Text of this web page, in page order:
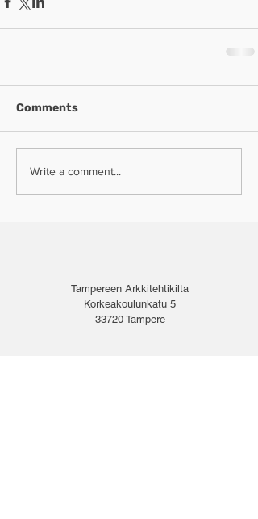
Comments
Write a comment...
Tampereen Arkkitehtikilta
Korkeakoulunkatu 5
33720 Tampere